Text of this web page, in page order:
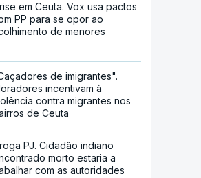
em Ceuta. Vox usa pactos
PP para se opor ao
de menores
de imigrantes".
incentivam à
contra migrantes nos
de Ceuta
PJ. Cidadão indiano
morto estaria a
com as autoridades